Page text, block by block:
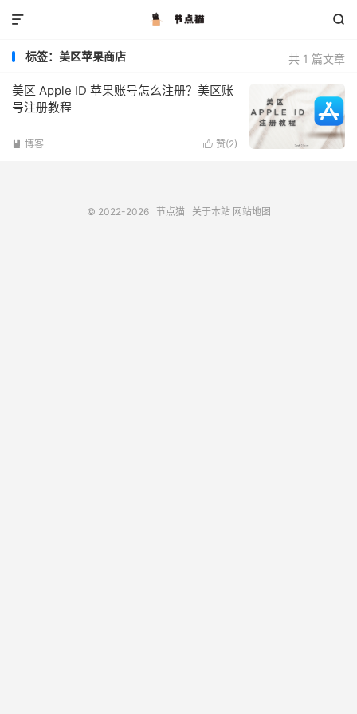


共 1 篇文章
标签：美区苹果商店
美区 Apple ID 苹果账号怎么注册？美区账
号注册教程
 赞(2)
 博客
© 2022-2026 节点猫 关于本站 网站地图